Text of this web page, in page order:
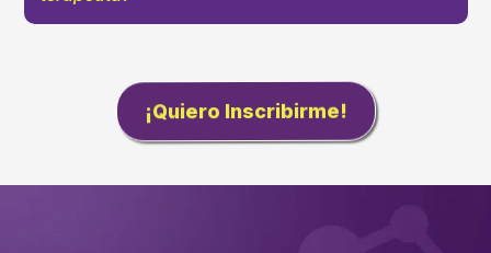
¡Quiero Inscribirme!